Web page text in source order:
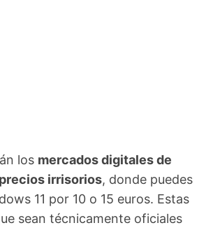
los mercados digitales de
irrisorios, donde puedes
11 por 10 o 15 euros. Estas
sean técnicamente oficiales